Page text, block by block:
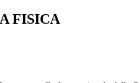
FISICA